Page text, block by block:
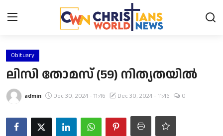
Login
News
Obituary
ലിസി തോമസ് (59) നിത്യതയിൽ
admin Dec 30, 2024 - 11:46 Dec 30, 2024 - 11:46 0